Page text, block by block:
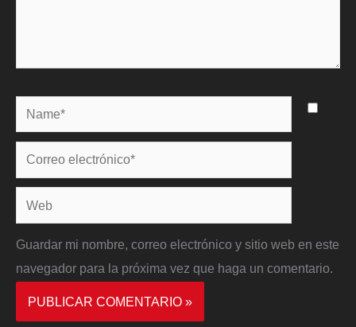
Name*
Correo
electrónico*
Web
Guardar mi nombre, correo electrónico y sitio web en este
navegador para la próxima vez que haga un comentario.